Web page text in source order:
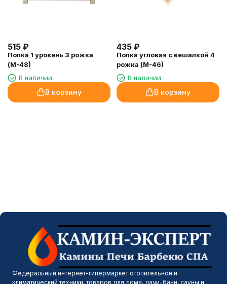
515 ₽
Полка 1 уровень 3 рожка
(М-48)
В наличии
В корзину
435 ₽
Полка угловая с вешалкой 4
рожка (М-46)
В наличии
В корзину
Федеральный интернет-гипермаркет отопительной и
климатический техники, товаров для дома, дачи, бани, сауны и